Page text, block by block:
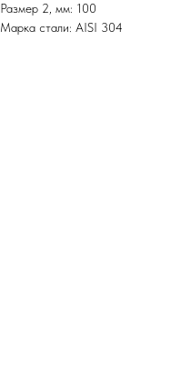
Размер 2, мм: 100
Марка стали: AISI 304